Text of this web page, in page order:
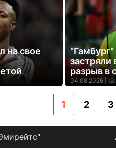
на свое
застряли
разрыв в
04.08.2026 |
1 2 3